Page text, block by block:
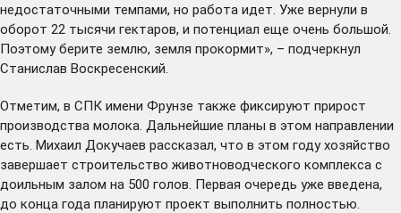
недостаточными темпами, но работа идет. Уже вернули в
оборот 22 тысячи гектаров, и потенциал еще очень большой.
Поэтому берите землю, земля прокормит», – подчеркнул
Станислав Воскресенский.
Отметим, в СПК имени Фрунзе также фиксируют прирост
производства молока. Дальнейшие планы в этом направлении
есть. Михаил Докучаев рассказал, что в этом году хозяйство
завершает строительство животноводческого комплекса с
доильным залом на 500 голов. Первая очередь уже введена,
до конца года планируют проект выполнить полностью.